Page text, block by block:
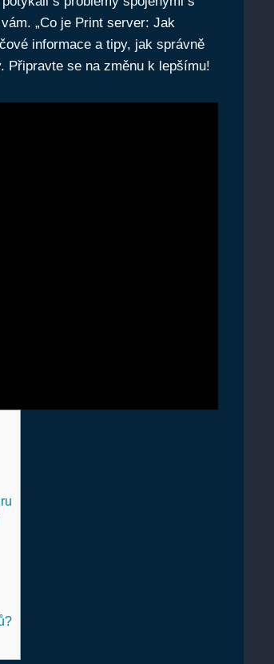
„Co je Print server: Jak
informace a tipy, jak správně
Připravte se na změnu k lepšímu!